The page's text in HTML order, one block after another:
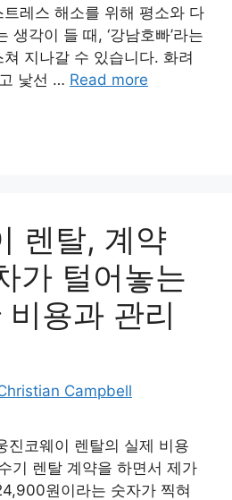
레스 해소를 위해 평소와 다
생각이 들 때, ‘강남호빠’라는
지나갈 수 있습니다. 화려
낯선 … Read more
렌탈, 계약
가 털어놓는
용과 관리
Campbell
진코웨이 렌탈의 실제 비용
기 렌탈 계약을 하면서 제가
원이라는 숫자가 찍혀